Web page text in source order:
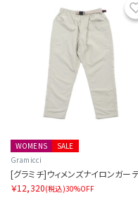
SALE
WOMENS
Gramicci
￥12,320(税込)30%OFF